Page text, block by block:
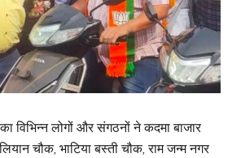
विभिन्न लोगों और संगठनों ने कदमा बाजार
चौक, भाटिया बस्ती चौक, राम जन्म नगर